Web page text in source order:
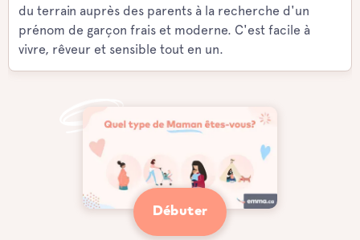
du terrain auprès des parents à la recherche d'un
prénom de garçon frais et moderne. C'est facile à
vivre, rêveur et sensible tout en un.
Débuter